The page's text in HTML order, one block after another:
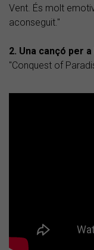
Vent. És molt
aconseguit."
2. Una cançó per
"Conquest of